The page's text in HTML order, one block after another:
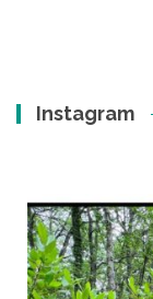
Instagram